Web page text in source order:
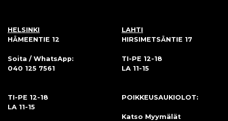
HELSINKI
HÄMEENTIE 12
Soita / WhatsApp:
040 125 7561
TI-PE 12-18
LA 11-15
LAHTI
HIRSIMETSÄNTIE 17
TI-PE 12-18
LA 11-15
POIKKEUSAUKIOLOT:
Katso Myymälät